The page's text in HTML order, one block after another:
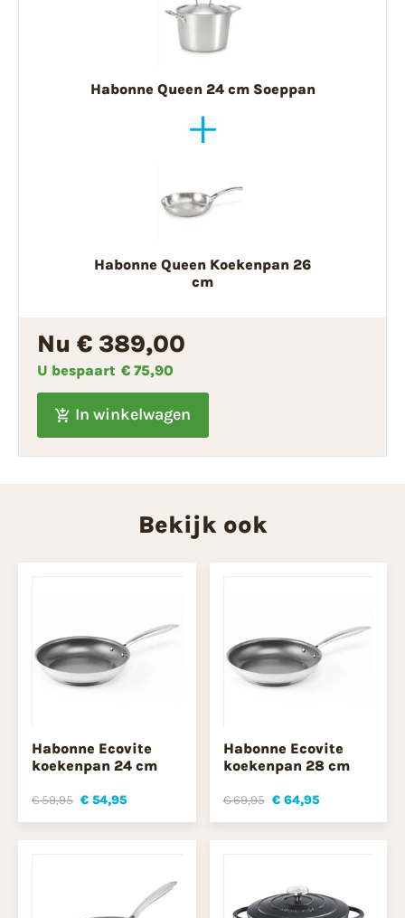
Habonne Queen 24 cm Soeppan
Habonne Queen Koekenpan 26
cm
Nu € 389,00
U bespaart € 75,90
In winkelwagen
Bekijk ook
Habonne Ecovite
koekenpan 24 cm
€ 59,95 € 54,95
Habonne Ecovite
koekenpan 28 cm
€ 69,95 € 64,95